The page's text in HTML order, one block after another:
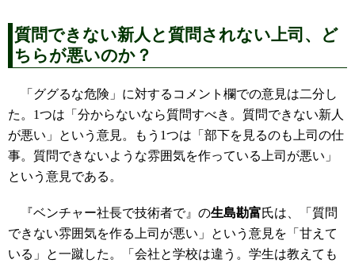
質問できない新人と質問されない上司、ど
ちらが悪いのか？
「ググるな危険」に対するコメント欄での意見は二分し
た。1つは「分からないなら質問すべき。質問できない新人
が悪い」という意見。もう1つは「部下を見るのも上司の仕
事。質問できないような雰囲気を作っている上司が悪い」
という意見である。
『ベンチャー社長で技術者で』の生島勘富氏は、「質問
できない雰囲気を作る上司が悪い」という意見を「甘えて
いる」と一蹴した。「会社と学校は違う。学生は教えても